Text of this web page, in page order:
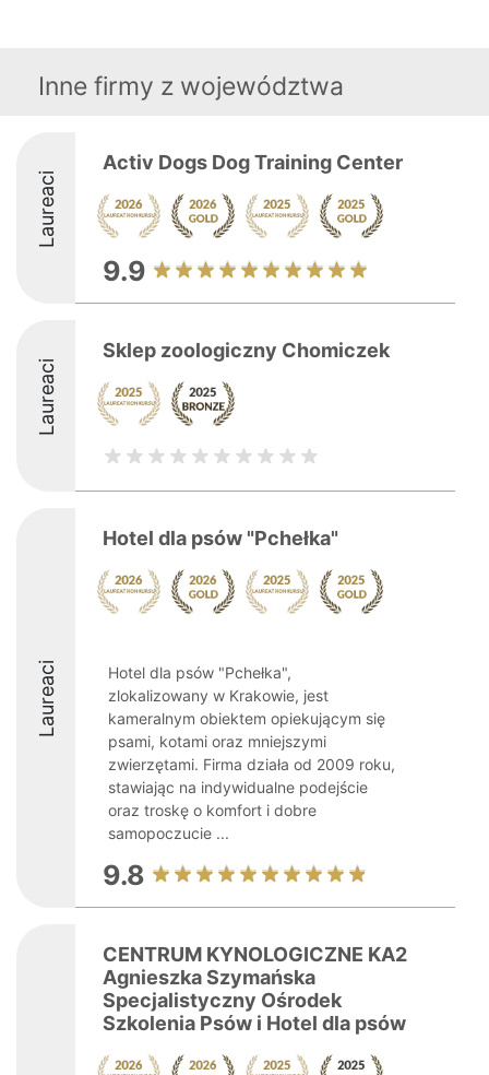
Inne firmy z województwa
Laureaci
Activ Dogs Dog Training Center
9.9
Laureaci
Sklep zoologiczny Chomiczek
Laureaci
Hotel dla psów "Pchełka"
Hotel dla psów "Pchełka",
zlokalizowany w Krakowie, jest
kameralnym obiektem opiekującym się
psami, kotami oraz mniejszymi
zwierzętami. Firma działa od 2009 roku,
stawiając na indywidualne podejście
oraz troskę o komfort i dobre
samopoczucie ...
9.8
CENTRUM KYNOLOGICZNE KA2
Agnieszka Szymańska
Specjalistyczny Ośrodek
Szkolenia Psów i Hotel dla psów